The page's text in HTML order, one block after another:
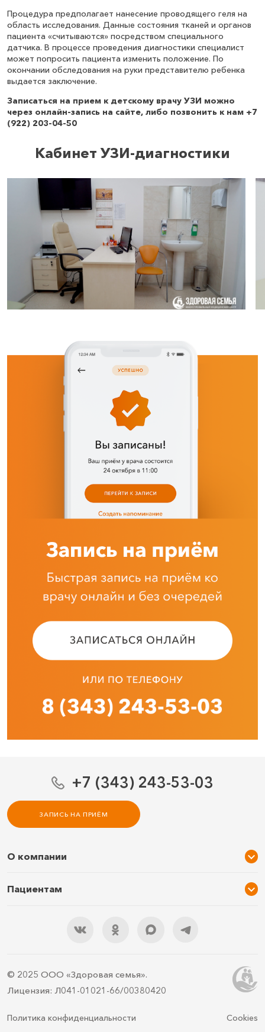
Процедура предполагает нанесение проводящего геля на
область исследования. Данные состояния тканей и органов
пациента «считываются» посредством специального
датчика. В процессе проведения диагностики специалист
может попросить пациента изменить положение. По
окончании обследования на руки представителю ребенка
выдается заключение.
Записаться на прием к детскому врачу УЗИ можно
через онлайн-запись на сайте, либо позвонить к нам +7
(922) 203-04-50
Кабинет УЗИ-диагностики
+7 (343) 243-53-03
ЗАПИСЬ НА ПРИЁМ
О компании
Услуги и цены
Контакты
Пациентам
Подарочный сертификат
Правила подготовки
ДМС
© 2025 ООО «Здоровая семья».
Лицензия: Л041-01021-66/00380420
Политика конфиденциальности Cookies